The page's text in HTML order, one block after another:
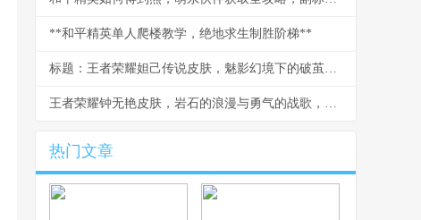
**和平精英单人爬楼教学，绝地求生制胜阶梯**
标题：王者荣耀妲己传说皮肤，魅影幻境下的破茧新生，副标题：从建模细节到实战手感的玩家深度剖析
王者荣耀钟无艳皮肤，岩石的浪漫与勇气的战歌，浅析角色美学与玩家情感联结
热门文章